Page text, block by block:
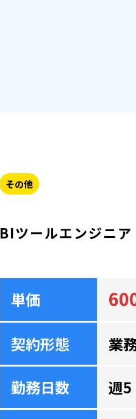
その他
BIツールエンジニア
単価
契約形態 業
勤務日数 週5